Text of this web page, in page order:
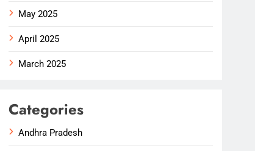
May 2025
April 2025
March 2025
Categories
Andhra Pradesh